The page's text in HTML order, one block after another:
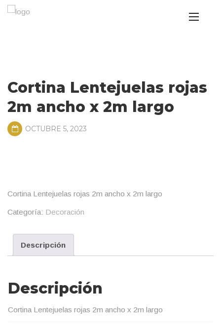
Cortina Lentejuelas rojas
2m ancho x 2m largo
OCTUBRE 5, 2023
Cortina Lentejuelas rojas 2m ancho x 2m largo
Categoría: Decoración
Descripción
Descripción
Cortina Lentejuelas rojas 2m ancho x 2m largo